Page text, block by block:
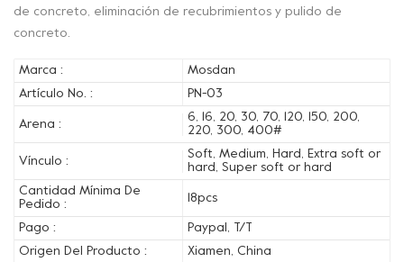
de concreto, eliminación de recubrimientos y pulido de
concreto.
Marca :
Mosdan
Artículo No. :
PN-03
Arena :
6, 16, 20, 30, 70, 120, 150, 200,
220, 300, 400#
Vínculo :
Soft, Medium, Hard, Extra soft or
hard, Super soft or hard
Cantidad Mínima De
Pedido :
18pcs
Pago :
Paypal, T/T
Origen Del Producto :
Xiamen, China